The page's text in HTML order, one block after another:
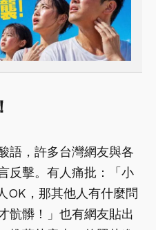
語，許多台灣網友與各
反擊。有人痛批：「小
OK，那其他人有什麼問
骯髒！」也有網友貼出